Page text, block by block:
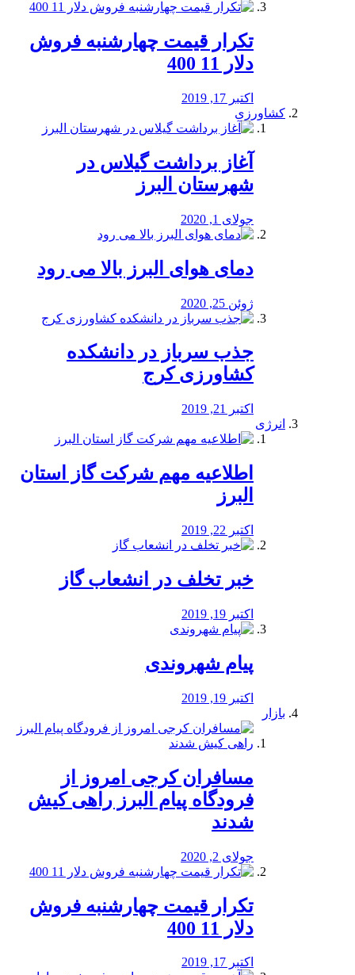
تکرار قیمت چهارشنبه فروش
دلار 11 400
اکتبر 17, 2019
کشاورزی
آغاز برداشت گیلاس در
شهرستان البرز
جولای 1, 2020
دمای هوای البرز بالا می رود
ژوئن 25, 2020
جذب سرباز در دانشکده
کشاورزی کرج
اکتبر 21, 2019
انرژی
️اطلاعیه مهم شرکت گاز استان
البرز
اکتبر 22, 2019
خبر تخلف در انشعاب گاز
اکتبر 19, 2019
پیام شهروندی
اکتبر 19, 2019
بازار
مسافران کرجی امروز از
فرودگاه پیام البرز راهی کیش
شدند
جولای 2, 2020
تکرار قیمت چهارشنبه فروش
دلار 11 400
اکتبر 17, 2019